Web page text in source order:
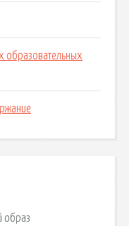
образовательных
образ